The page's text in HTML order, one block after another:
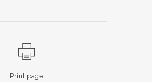
Print page